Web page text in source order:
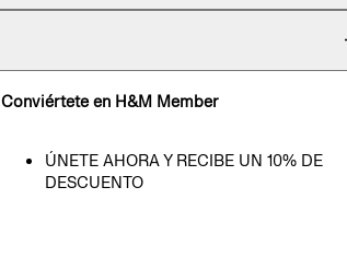
Conviértete en H&M Member
ÚNETE AHORA Y RECIBE UN 10% DE
DESCUENTO